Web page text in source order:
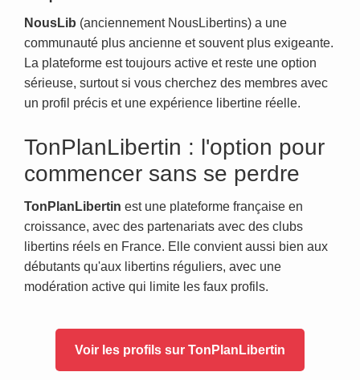
NousLib (anciennement NousLibertins) a une
communauté plus ancienne et souvent plus exigeante.
La plateforme est toujours active et reste une option
sérieuse, surtout si vous cherchez des membres avec
un profil précis et une expérience libertine réelle.
TonPlanLibertin : l'option pour
commencer sans se perdre
TonPlanLibertin est une plateforme française en
croissance, avec des partenariats avec des clubs
libertins réels en France. Elle convient aussi bien aux
débutants qu'aux libertins réguliers, avec une
modération active qui limite les faux profils.
Voir les profils sur TonPlanLibertin